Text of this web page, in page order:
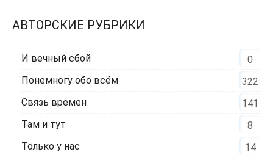
АВТОРСКИЕ РУБРИКИ
И вечный сбой
0
Понемногу обо всём
322
Связь времен
141
Там и тут
8
Только у нас
14